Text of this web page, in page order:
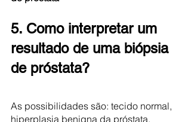
5. Como interpretar um
resultado de uma biópsia
de próstata?
As possibilidades são: tecido normal,
hiperplasia benigna da próstata,